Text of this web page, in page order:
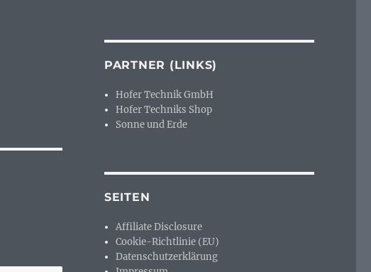
PARTNER (LINKS)
Hofer Technik GmbH
Hofer Techniks Shop
Sonne und Erde
SEITEN
Affiliate Disclosure
Cookie-Richtlinie (EU)
Datenschutzerklärung